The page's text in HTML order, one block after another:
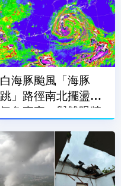
白海豚颱風「海豚
跳」路徑南北擺盪
氣象專家：與雙眼牆